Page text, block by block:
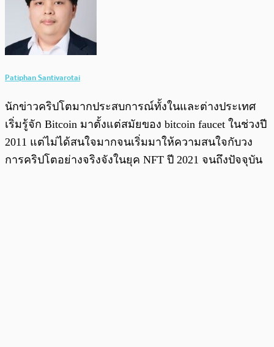
Patiphan Santivarotai
นักข่าวคริปโตมากประสบการณ์ทั้งในและต่างประเทศ
เริ่มรู้จัก Bitcoin มาตั้งแต่สมัยของ bitcoin faucet ในช่วงปี
2011 แต่ไม่ได้สนใจมากจนเริ่มมาให้ความสนใจกับวง
การคริปโตอย่างจริงจังในยุค NFT ปี 2021 จนถึงปัจจุบัน